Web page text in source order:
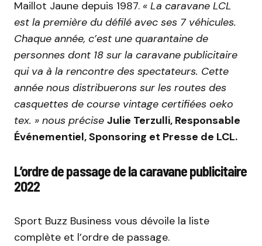
Maillot Jaune depuis 1987. « La caravane LCL
est la première du défilé avec ses 7 véhicules.
Chaque année, c’est une quarantaine de
personnes dont 18 sur la caravane publicitaire
qui va à la rencontre des spectateurs. Cette
année nous distribuerons sur les routes des
casquettes de course vintage certifiées oeko
tex. » nous précise Julie Terzulli, Responsable
Événementiel, Sponsoring et Presse de LCL.
L’ordre de passage de la caravane publicitaire
2022
Sport Buzz Business vous dévoile la liste
complète et l’ordre de passage.